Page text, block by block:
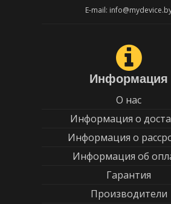
E-mail:
Информация
О нас
Информация о
Информация о
Информация об
Гарантия
Производители